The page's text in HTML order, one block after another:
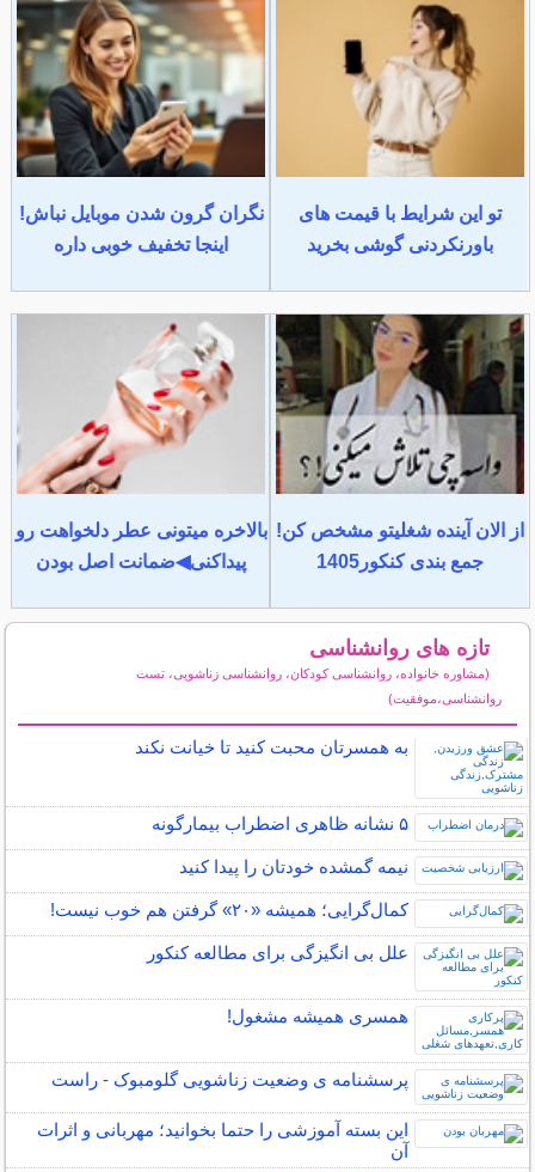
تو این شرایط با قیمت های
باورنکردنی گوشی بخرید
نگران گرون شدن موبایل نباش!
اینجا تخفیف خوبی داره
از الان آینده شغلیتو مشخص کن!
جمع بندی کنکور1405
بالاخره میتونی عطر دلخواهت رو
پیداکنی◀ضمانت اصل بودن
تازه های روانشناسی
(مشاوره خانواده، روانشناسی کودکان، روانشناسی زناشویی، تست
روانشناسی،موفقیت)
به همسرتان محبت کنید تا خیانت نکند
۵ نشانه‌ ظاهری اضطراب بیمارگونه
نیمه‌ گمشده خودتان را پیدا کنید
کمال‌گرایی؛ همیشه «۲۰» گرفتن هم خوب نیست!
علل بی انگیزگی برای مطالعه کنکور
همسری همیشه مشغول!
پرسشنامه ی وضعیت زناشویی گلومبوک - راست
این بسته آموزشی را حتما بخوانید؛ مهربانی و اثرات
آن